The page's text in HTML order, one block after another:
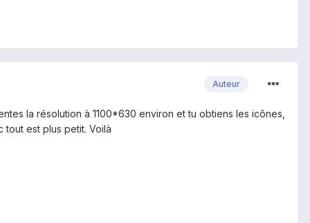
Auteur
la résolution à 1100*630 environ et tu obtiens les icônes,
tout est plus petit. Voilà